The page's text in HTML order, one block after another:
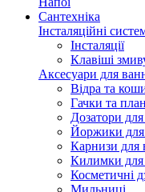
Сантехніка
Інсталяційні
Інсталяції
Клавіші
Аксесуари для
Відра та
Гачки та
Дозатори
Йоржики для
Карнизи для
Килимки для
Косметичні
Мильниці